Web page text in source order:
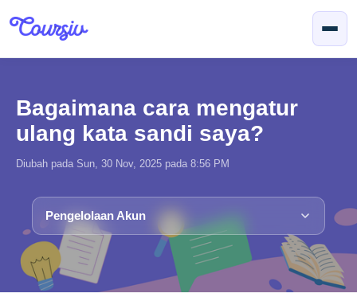
Bagaimana cara mengatur
ulang kata sandi saya?
Diubah pada Sun, 30 Nov, 2025 pada 8:56 PM
Pengelolaan Akun